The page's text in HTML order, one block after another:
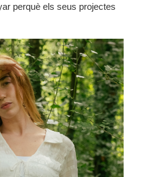
perquè els seus projectes